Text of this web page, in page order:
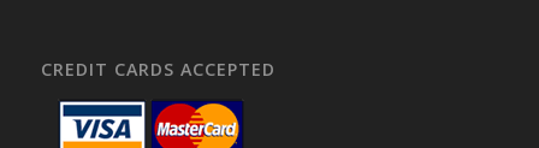
CREDIT CARDS ACCEPTED